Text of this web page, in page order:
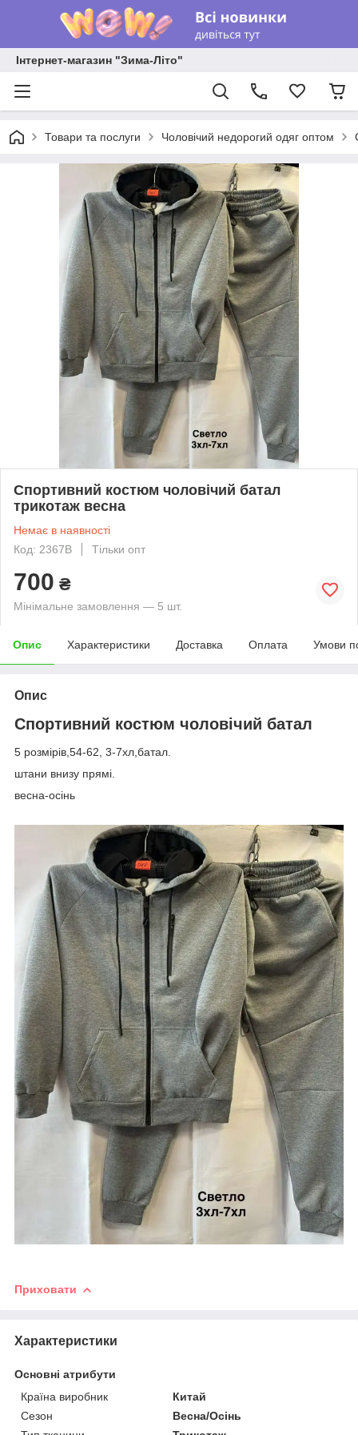
Інтернет-магазин "Зима-Літо"
Товари та послуги Чоловічий недорогий одяг оптом
Спортивний костюм чоловічий батал
трикотаж весна
Немає в наявності
Код: 2367B
Тільки опт
700 ₴
Мінімальне замовлення — 5 шт.
Опис Характеристики Доставка Оплата Умови
Опис
Спортивний костюм чоловічий батал
5 розмірів,54-62, 3-7хл,батал.
штани внизу прямі.
весна-осінь
Приховати
Характеристики
Основні атрибути
Країна виробник
Китай
Сезон
Весна/Осінь